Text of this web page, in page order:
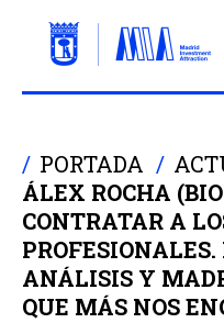
PORTADA
ÁLEX ROCHA
CONTRATAR A
ANÁLISIS Y
QUE MÁS NOS